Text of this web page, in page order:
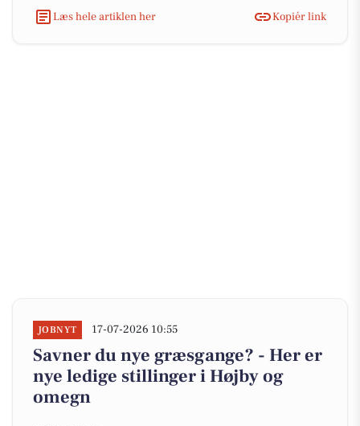
Læs hele artiklen her
Kopiér link
JOBNYT 17-07-2026 10:55
Savner du nye græsgange? - Her er
nye ledige stillinger i Højby og
omegn